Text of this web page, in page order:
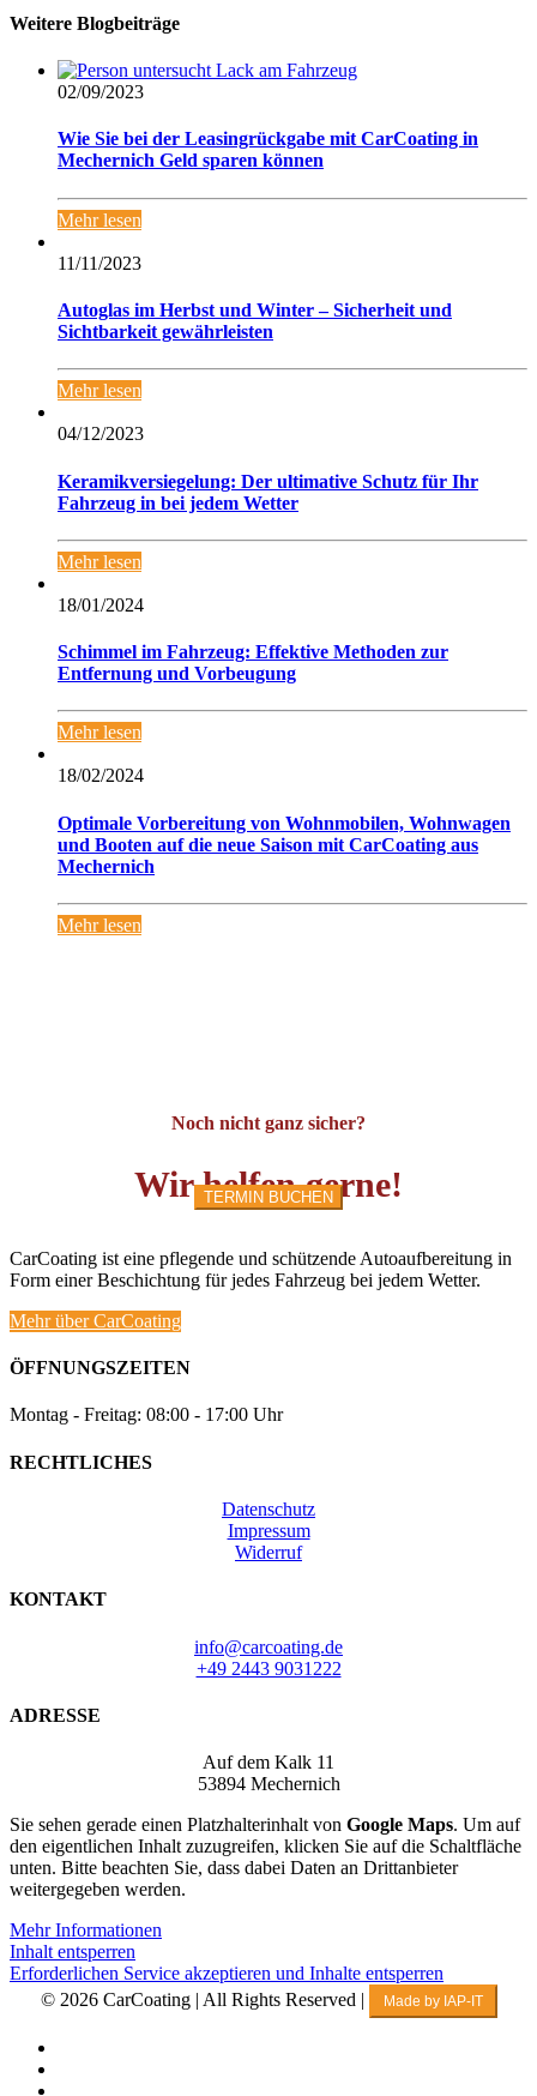
Weitere Blogbeiträge
02/09/2023
Wie Sie bei der Leasingrückgabe mit CarCoating in
Mechernich Geld sparen können
Mehr lesen
11/11/2023
Autoglas im Herbst und Winter – Sicherheit und
Sichtbarkeit gewährleisten
Mehr lesen
04/12/2023
Keramikversiegelung: Der ultimative Schutz für Ihr
Fahrzeug in bei jedem Wetter
Mehr lesen
18/01/2024
Schimmel im Fahrzeug: Effektive Methoden zur
Entfernung und Vorbeugung
Mehr lesen
18/02/2024
Optimale Vorbereitung von Wohnmobilen, Wohnwagen
und Booten auf die neue Saison mit CarCoating aus
Mechernich
Mehr lesen
Noch nicht ganz sicher?
Wir helfen gerne!
TERMIN BUCHEN
CarCoating ist eine pflegende und schützende Autoaufbereitung in
Form einer Beschichtung für jedes Fahrzeug bei jedem Wetter.
Mehr über CarCoating
ÖFFNUNGSZEITEN
Montag - Freitag: 08:00 - 17:00 Uhr
RECHTLICHES
Datenschutz
Impressum
Widerruf
KONTAKT
info@carcoating.de
+49 2443 9031222
ADRESSE
Auf dem Kalk 11
53894 Mechernich
Sie sehen gerade einen Platzhalterinhalt von Google Maps. Um auf
den eigentlichen Inhalt zuzugreifen, klicken Sie auf die Schaltfläche
unten. Bitte beachten Sie, dass dabei Daten an Drittanbieter
weitergegeben werden.
Mehr Informationen
Inhalt entsperren
Erforderlichen Service akzeptieren und Inhalte entsperren
© 2026 CarCoating | All Rights Reserved |
Made by IAP-IT